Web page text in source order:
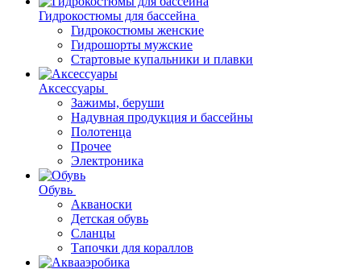
Гидрокостюмы для бассейна
Гидрокостюмы женские
Гидрошорты мужские
Стартовые купальники и плавки
Аксессуары
Зажимы, беруши
Надувная продукция и бассейны
Полотенца
Прочее
Электроника
Обувь
Акваноски
Детская обувь
Сланцы
Тапочки для кораллов